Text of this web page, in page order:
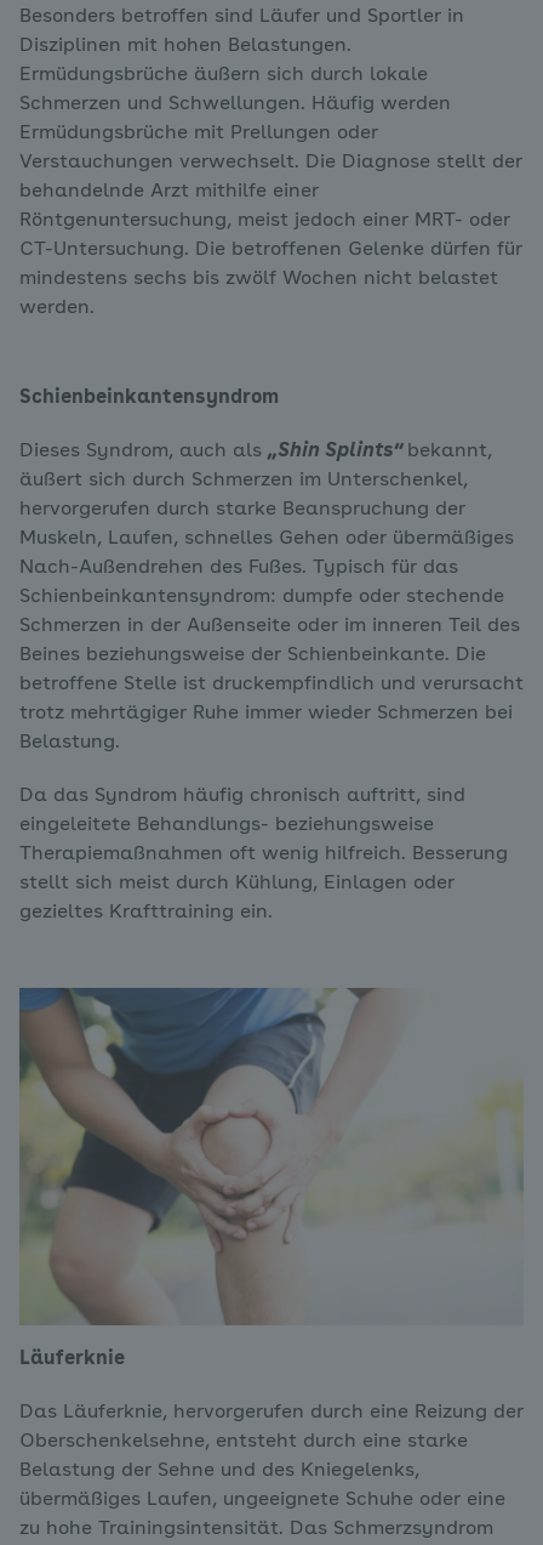
Besonders betroffen sind Läufer und Sportler in
Disziplinen mit hohen Belastungen.
Ermüdungsbrüche äußern sich durch lokale
Schmerzen und Schwellungen. Häufig werden
Ermüdungsbrüche mit Prellungen oder
Verstauchungen verwechselt. Die Diagnose stellt der
behandelnde Arzt mithilfe einer
Röntgenuntersuchung, meist jedoch einer MRT- oder
CT-Untersuchung. Die betroffenen Gelenke dürfen für
mindestens sechs bis zwölf Wochen nicht belastet
werden.
Schienbeinkantensyndrom
Dieses Syndrom, auch als „Shin Splints“ bekannt,
äußert sich durch Schmerzen im Unterschenkel,
hervorgerufen durch starke Beanspruchung der
Muskeln, Laufen, schnelles Gehen oder übermäßiges
Nach-Außendrehen des Fußes. Typisch für das
Schienbeinkantensyndrom: dumpfe oder stechende
Schmerzen in der Außenseite oder im inneren Teil des
Beines beziehungsweise der Schienbeinkante. Die
betroffene Stelle ist druckempfindlich und verursacht
trotz mehrtägiger Ruhe immer wieder Schmerzen bei
Belastung.
Da das Syndrom häufig chronisch auftritt, sind
eingeleitete Behandlungs- beziehungsweise
Therapiemaßnahmen oft wenig hilfreich. Besserung
stellt sich meist durch Kühlung, Einlagen oder
gezieltes Krafttraining ein.
Läuferknie
Das Läuferknie, hervorgerufen durch eine Reizung der
Oberschenkelsehne, entsteht durch eine starke
Belastung der Sehne und des Kniegelenks,
übermäßiges Laufen, ungeeignete Schuhe oder eine
zu hohe Trainingsintensität. Das Schmerzsyndrom